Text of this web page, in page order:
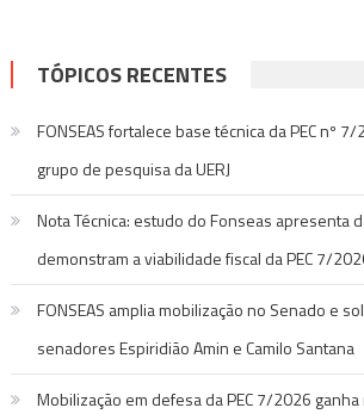
TÓPICOS RECENTES
FONSEAS fortalece base técnica da PEC nº
grupo de pesquisa da UERJ
Nota Técnica: estudo do Fonseas apresenta
demonstram a viabilidade fiscal da PEC 7/
FONSEAS amplia mobilização no Senado e
senadores Espiridião Amin e Camilo Santana
Mobilização em defesa da PEC 7/2026